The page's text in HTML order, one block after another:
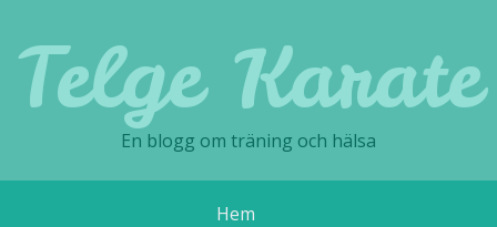
Telge Karate
En blogg om träning och hälsa
Hem